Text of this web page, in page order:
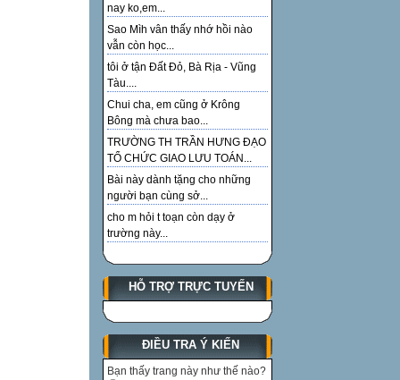
nay ko,em...
Sao Mìh vân thấy nhớ hồi nào
vẫn còn học...
tôi ở tận Đất Đỏ, Bà Rịa - Vũng
Tàu....
Chui cha, em cũng ở Krông
Bông mà chưa bao...
TRƯỜNG TH TRẦN HƯNG ĐẠO
TỔ CHỨC GIAO LƯU TOÁN...
Bài này dành tặng cho những
người bạn cùng sở...
cho m hỏi t toạn còn dạy ở
trường này...
HỖ TRỢ TRỰC TUYẾN
ĐIỀU TRA Ý KIẾN
Bạn thấy trang này như thế nào?